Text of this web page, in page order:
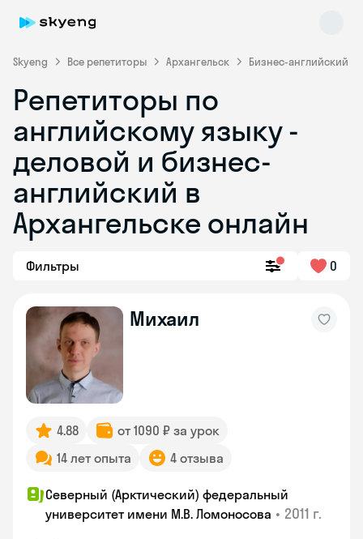
Skyeng Все репетиторы Архангельск Бизнес-английский
Репетиторы по
английскому языку -
деловой и бизнес-
английский в
Архангельске онлайн
Фильтры 0
Михаил
4.88
от 1090 ₽ за урок
14 лет опыта
4 отзыва
Северный (Арктический) федеральный
университет имени М.В. Ломоносова • 2011 г.
online